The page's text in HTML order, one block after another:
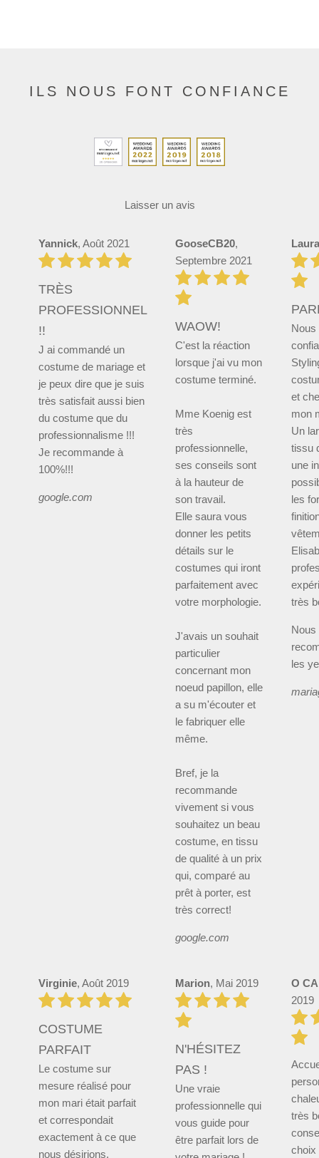
ILS NOUS FONT CONFIANCE
Laisser un avis
Yannick, Août 2021
TRÈS
PROFESSIONNEL
!!
J ai commandé un
costume de mariage et
je peux dire que je suis
très satisfait aussi bien
du costume que du
professionnalisme !!!
Je recommande à
100%!!!
google.com
GooseCB20,
Septembre 2021
WAOW!
C'est la réaction
lorsque j'ai vu mon
costume terminé.
Mme Koenig est
très
professionnelle,
ses conseils sont
à la hauteur de
son travail.
Elle saura vous
donner les petits
détails sur le
costumes qui iront
parfaitement avec
votre morphologie.
J'avais un souhait
particulier
concernant mon
noeud papillon, elle
a su m'écouter et
le fabriquer elle
même.
Bref, je la
recommande
vivement si vous
souhaitez un beau
costume, en tissu
de qualité à un prix
qui, comparé au
prêt à porter, est
très correct!
google.com
Laura
Nous
et
mon
Un
tissu
une
les
très
Nous
les
Virginie, Août 2019
COSTUME
PARFAIT
Le costume sur
mesure réalisé pour
mon mari était parfait
et correspondait
exactement à ce que
nous désirions.
Marion, Mai 2019
N'HÉSITEZ
PAS !
Une vraie
professionnelle qui
vous guide pour
être parfait lors de
O CA
2019
très
choix